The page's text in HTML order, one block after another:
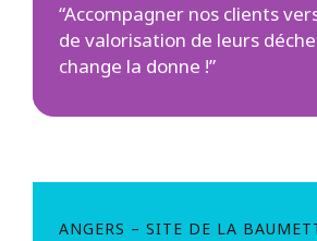
“Accompagner nos clients
de valorisation de leurs
change la donne !”
ANGERS – SITE DE LA